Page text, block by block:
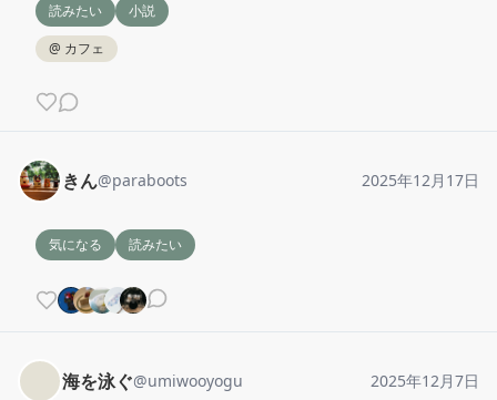
読みたい
小説
@ カフェ
きん@paraboots 2025年12月17日
気になる 読みたい
海を泳ぐ@umiwooyogu 2025年12月7日